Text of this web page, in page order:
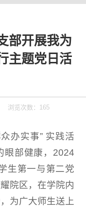
部开展我为
主题党日活
浏览次数： 165
办实事” 实践活
眼部健康，2024
生第一与第二党
院区，在学院内
为广大师生送上